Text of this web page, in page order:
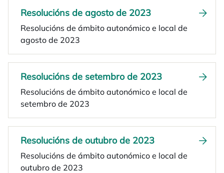
Resolucións de agosto de 2023
Resolucións de ámbito autonómico e local de
agosto de 2023
Resolucións de setembro de 2023
Resolucións de ámbito autonómico e local de
setembro de 2023
Resolucións de outubro de 2023
Resolucións de ámbito autonómico e local de
outubro de 2023